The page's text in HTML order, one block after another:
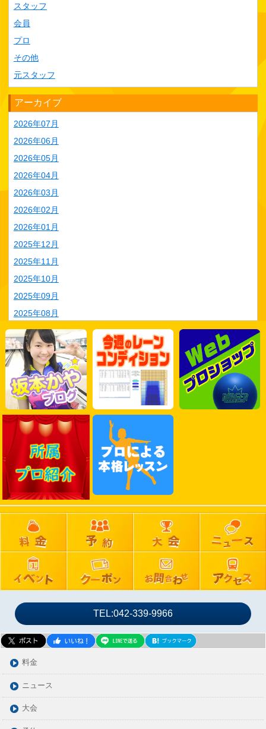
スタッフ
会員
プロ
その他
元スタッフ
アーカイブ
2026年07月
2026年06月
2026年05月
2026年04月
2026年03月
2026年02月
2026年01月
2025年12月
2025年11月
2025年10月
2025年09月
2025年08月
2025年07月
2025年06月
2025年05月
2025年04月
2025年03月
2025年02月
2025年01月
2024年12月
2024年11月
2024年10月
2024年09月
2024年08月
2024年07月
2024年06月
2024年05月
2024年04月
2024年03月
2024年02月
2024年01月
2023年12月
2023年11月
2023年10月
2023年09月
2023年08月
TEL:042-339-9966
料金
ニュース
大会